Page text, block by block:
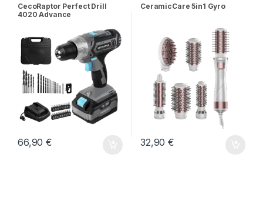
CecoRaptor Perfect Drill
4020 Advance
66,90€
CeramicCare 5in1 Gyro
32,90€